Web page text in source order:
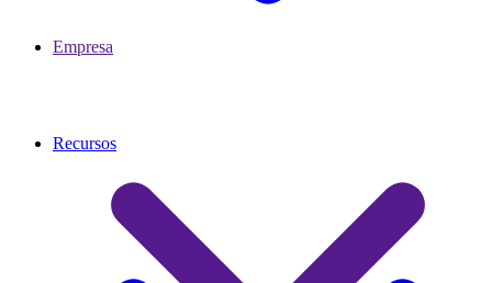
Empresa
Recursos